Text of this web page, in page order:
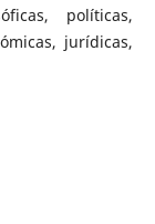
políticas,
jurídicas,